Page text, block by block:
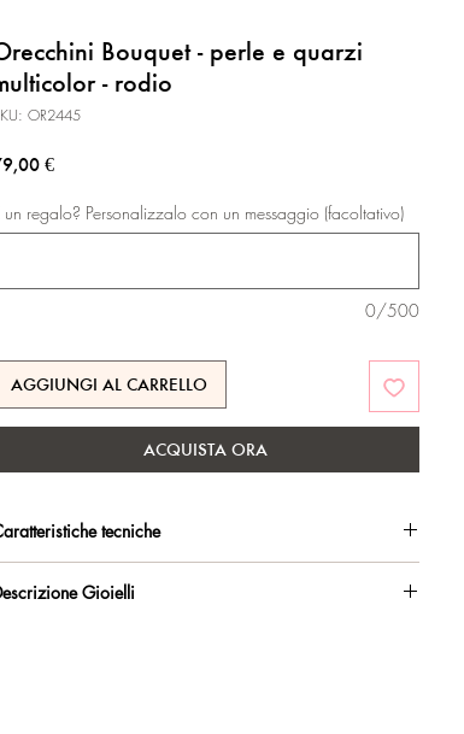
Bouquet - perle e quarzi
- rodio
OR2445
€Prezzo
un regalo? Personalizzalo con un messaggio (facoltativo)
0/500
AGGIUNGI AL CARRELLO
ACQUISTA ORA
tecniche
Gioielli